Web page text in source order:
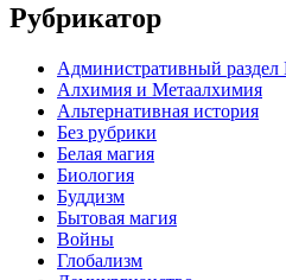
Рубрикатор
Административный раздел
Алхимия и Метаалхимия
Альтернативная история
Без рубрики
Белая магия
Биология
Буддизм
Бытовая магия
Войны
Глобализм